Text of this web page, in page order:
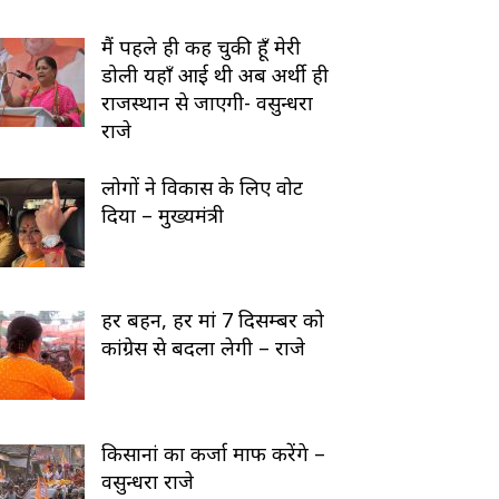
मैं पहले ही कह चुकी हूँ मेरी
डोली यहाँ आई थी अब अर्थी ही
राजस्थान से जाएगी- वसुन्धरा
राजे
लोगों ने विकास के लिए वोट
दिया – मुख्यमंत्री
हर बहन, हर मां 7 दिसम्बर को
कांग्रेस से बदला लेगी – राजे
किसानां का कर्जा माफ करेंगे –
वसुन्धरा राजे